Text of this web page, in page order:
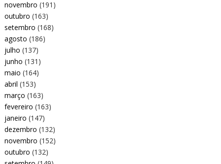
novembro (191)
outubro (163)
setembro (168)
agosto (186)
julho (137)
junho (131)
maio (164)
abril (153)
março (163)
fevereiro (163)
janeiro (147)
dezembro (132)
novembro (152)
outubro (132)